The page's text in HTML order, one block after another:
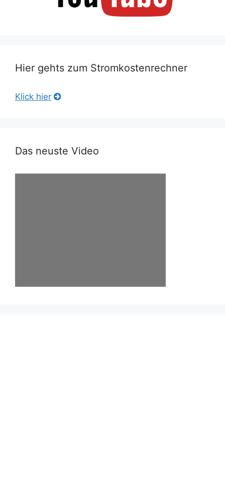
Hier gehts zum Stromkostenrechner
Klick hier
Das neuste Video